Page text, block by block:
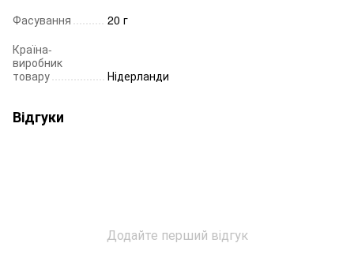
Фасування
20 г
Країна-
виробник
товару
Нідерланди
Відгуки
Додайте перший відгук